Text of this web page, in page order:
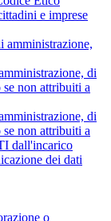
e imprese
di
non attribuiti a
di
non attribuiti a
dall'incarico
dei dati
o